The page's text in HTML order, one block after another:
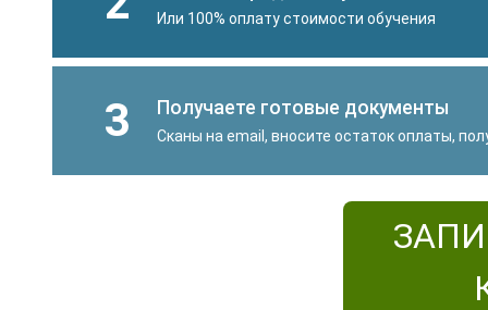
Или 100% оплату стоимости обучения
3 Получаете готовые документы
Сканы на email, вносите остаток оплаты,